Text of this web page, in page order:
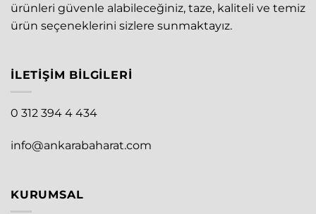
ürünleri güvenle alabileceğiniz, taze, kaliteli ve temiz
ürün seçeneklerini sizlere sunmaktayız.
İLETIŞIM BILGILERI
0 312 394 4 434
info@ankarabaharat.com
KURUMSAL